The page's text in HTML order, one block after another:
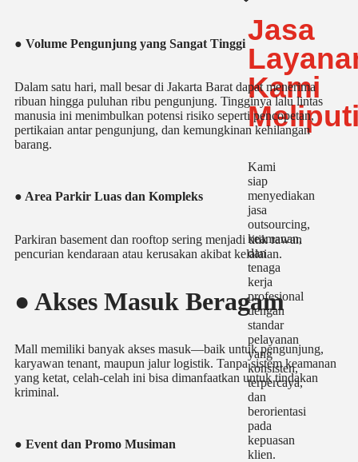
Jasa
Kami
Kami
siap
menyediakan
jasa
outsourcing,
keamanan,
dan
tenaga
kerja
profesional
dengan
standar
pelayanan
yang
konsisten,
terpercaya,
dan
berorientasi
pada
kepuasan
klien.
● Volume Pengunjung yang Sangat Tinggi
Dalam satu hari, mall besar di Jakarta Barat dapat menerima
ribuan hingga puluhan ribu pengunjung. Tingginya lalu lintas
manusia ini menimbulkan potensi risiko seperti pencopetan,
pertikaian antar pengunjung, dan kemungkinan kehilangan
barang.
● Area Parkir Luas dan Kompleks
Parkiran basement dan rooftop sering menjadi titik rawan
pencurian kendaraan atau kerusakan akibat kelalaian.
● Akses Masuk Beragam
Mall memiliki banyak akses masuk—baik untuk pengunjung,
karyawan tenant, maupun jalur logistik. Tanpa sistem keamanan
yang ketat, celah-celah ini bisa dimanfaatkan untuk tindakan
kriminal.
● Event dan Promo Musiman